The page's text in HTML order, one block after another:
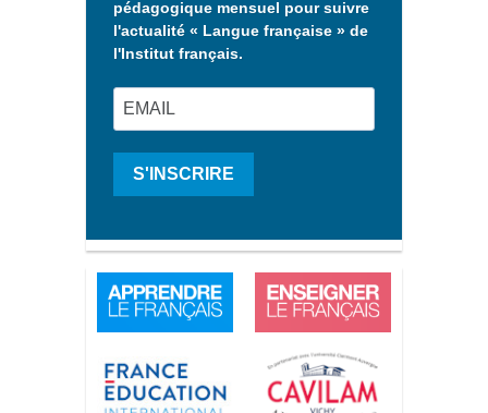
pédagogique mensuel pour suivre
l'actualité « Langue française » de
l'Institut français.
S'INSCRIRE